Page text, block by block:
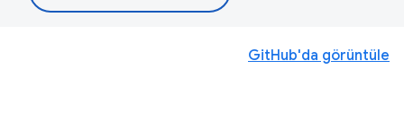
GitHub'da görüntüle